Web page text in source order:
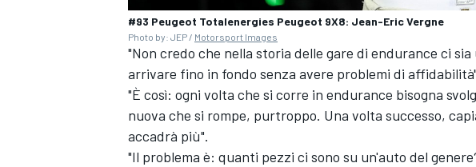
#93 Peugeot Totalenergies Peugeot 9X8: Jean-Eric Vergne
Photo by: JEP / Motorsport Images
"Non credo che nella storia delle gare di endurance ci
arrivare fino in fondo senza avere problemi di
"È così: ogni volta che si corre in endurance bisogna
nuova che si rompe, purtroppo. Una volta successo,
accadrà più".
"Il problema è: quanti pezzi ci sono su un'auto del